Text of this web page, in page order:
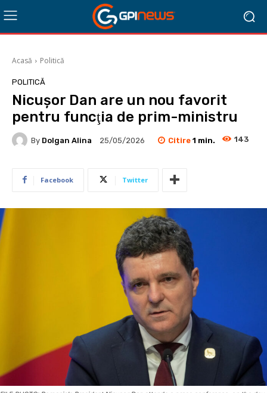
Acasă Politică
POLITICĂ
Nicușor Dan are un nou favorit
pentru funcţia de prim-ministru
By Dolgan Alina 25/05/2026 Citire 1 min. 143
Facebook Twitter